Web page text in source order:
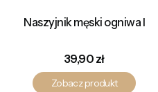
Naszyjnik męski ogniwa I
Cena
39,90 zł
Zobacz produkt